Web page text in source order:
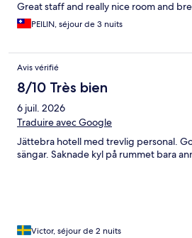
Great staff and really nice room and
PEILIN, séjour de 3 nuits
Avis vérifié
8/10 Très bien
6 juil. 2026
Traduire avec Google
Jättebra hotell med trevlig personal.
sängar. Saknade kyl på rummet bara
Victor, séjour de 2 nuits